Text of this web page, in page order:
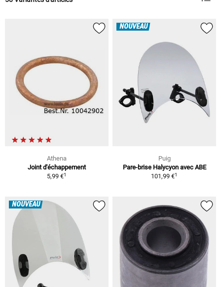
Athena
Joint d'échappement
5,99 €1
NOUVEAU
Puig
Pare-brise Halycyon avec ABE
101,99 €1
NOUVEAU